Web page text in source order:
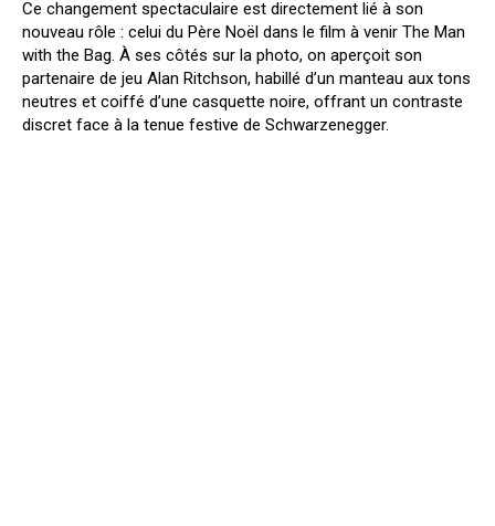
Ce changement spectaculaire est directement lié à son
nouveau rôle : celui du Père Noël dans le film à venir The Man
with the Bag. À ses côtés sur la photo, on aperçoit son
partenaire de jeu Alan Ritchson, habillé d’un manteau aux tons
neutres et coiffé d’une casquette noire, offrant un contraste
discret face à la tenue festive de Schwarzenegger.